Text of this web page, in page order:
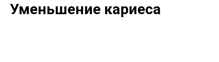
Уменьшение кариеса